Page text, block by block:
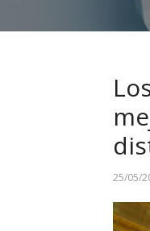
25/05/